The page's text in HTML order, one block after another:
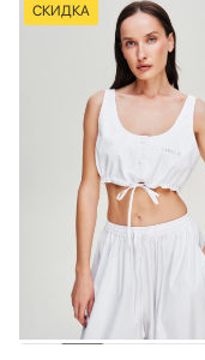
СКИДКА